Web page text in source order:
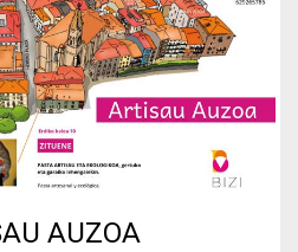
AUZOA